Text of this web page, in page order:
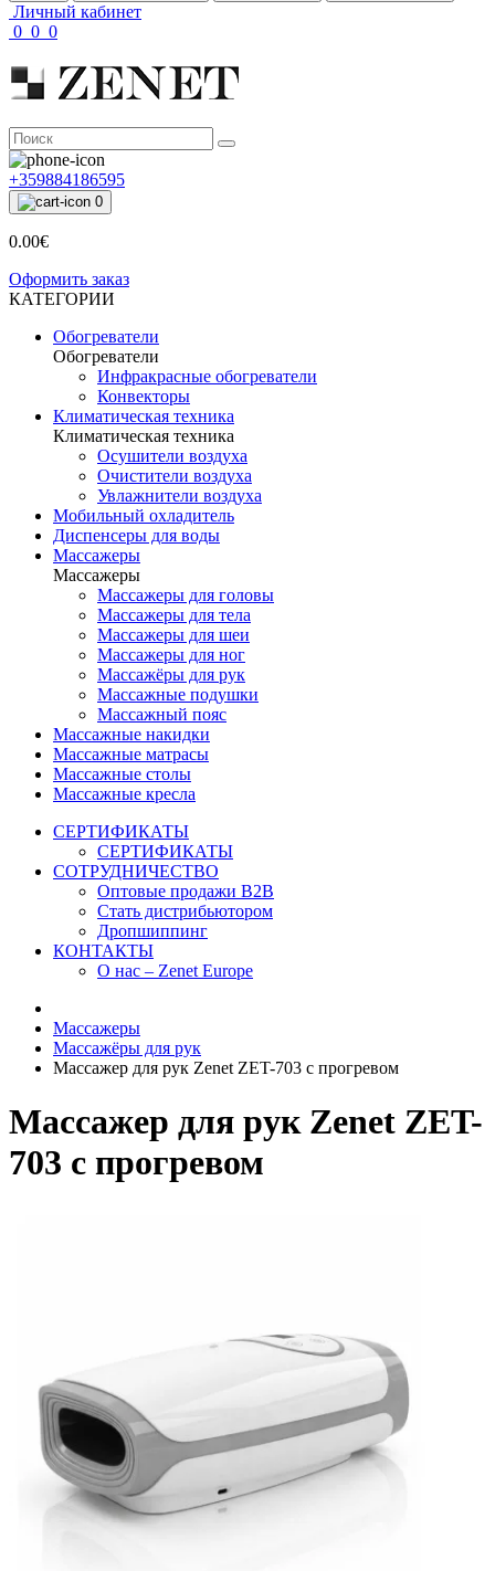
Личный кабинет
0 0 0
+359884186595
0
0.00€
Оформить заказ
КАТЕГОРИИ
Обогреватели
Обогреватели
Инфракрасные обогреватели
Конвекторы
Климатическая техника
Климатическая техника
Осушители воздуха
Очистители воздуха
Увлажнители воздуха
Мобильный охладитель
Диспенсеры для воды
Массажеры
Массажеры
Массажеры для головы
Массажеры для тела
Массажеры для шеи
Массажеры для ног
Массажёры для рук
Массажные подушки
Массажный пояс
Массажные накидки
Массажные матрасы
Массажные столы
Массажные кресла
СЕРТИФИКАТЫ
СЕРТИФИКАТЫ
СОТРУДНИЧЕСТВО
Оптовые продажи B2B
Стать дистрибьютором
Дропшиппинг
КОНТАКТЫ
О нас – Zenet Europe
Массажеры
Массажёры для рук
Массажер для рук Zenet ZET-703 с прогревом
Массажер для рук Zenet ZET-
703 с прогревом